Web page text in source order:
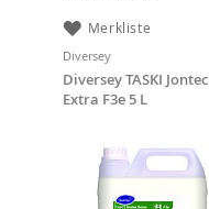
Merkliste
Diversey
Diversey TASKI Jontec
Extra F3e 5 L